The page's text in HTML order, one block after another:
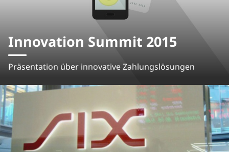
Innovation Summit 2015
Präsentation über innovative Zahlungslösungen